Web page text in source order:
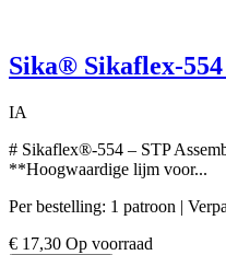
Sika® Sikaflex-
IA
# Sikaflex®-554 – STP
**Hoogwaardige lijm voor...
Per bestelling: 1 patroon |
€ 17,30 Op voorraad